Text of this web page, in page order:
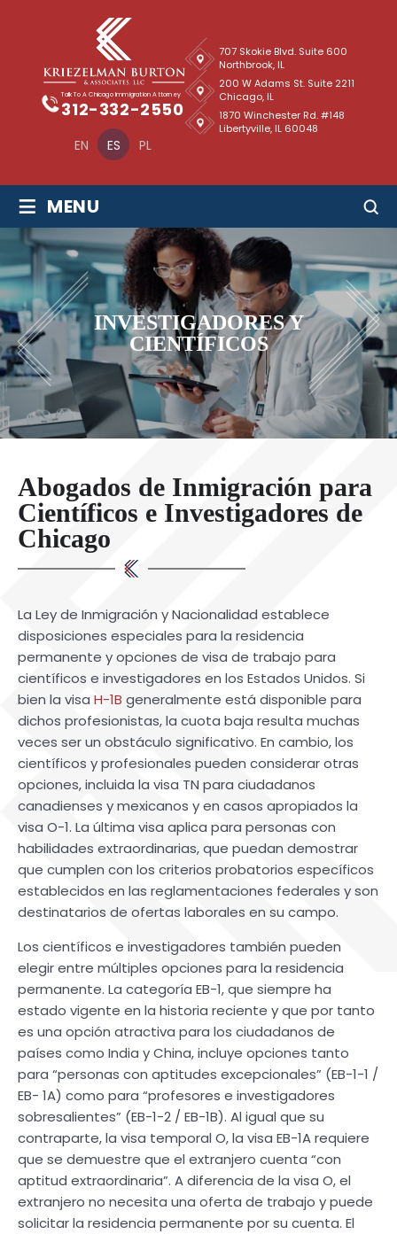
EN ES PL
Talk To A Chicago Immigration Attorney
312-332-2550
707 Skokie Blvd. Suite 600
Northbrook, IL
1870 Winchester Rd. #148
Libertyville, IL 60048
200 W Adams St. Suite 2211
Chicago, IL
≡ MENU
INVESTIGADORES Y
CIENTÍFICOS
Abogados de Inmigración para
Científicos e Investigadores de
Chicago
La Ley de Inmigración y Nacionalidad establece
disposiciones especiales para la residencia
permanente y opciones de visa de trabajo para
científicos e investigadores en los Estados Unidos. Si
bien la visa H-1B generalmente está disponible para
dichos profesionistas, la cuota baja resulta muchas
veces ser un obstáculo significativo. En cambio, los
científicos y profesionales pueden considerar otras
opciones, incluida la visa TN para ciudadanos
canadienses y mexicanos y en casos apropiados la
visa O-1. La última visa aplica para personas con
habilidades extraordinarias, que puedan demostrar
que cumplen con los criterios probatorios específicos
establecidos en las reglamentaciones federales y son
destinatarios de ofertas laborales en su campo.
Los científicos e investigadores también pueden
elegir entre múltiples opciones para la residencia
permanente. La categoría EB-1, que siempre ha
estado vigente en la historia reciente y que por tanto
es una opción atractiva para los ciudadanos de
países como India y China, incluye opciones tanto
para “personas con aptitudes excepcionales” (EB-1-1 /
EB- 1A) como para “profesores e investigadores
sobresalientes” (EB-1-2 / EB-1B). Al igual que su
contraparte, la visa temporal O, la visa EB-1A requiere
que se demuestre que el extranjero cuenta “con
aptitud extraordinaria”. A diferencia de la visa O, el
extranjero no necesita una oferta de trabajo y puede
solicitar la residencia permanente por su cuenta. El